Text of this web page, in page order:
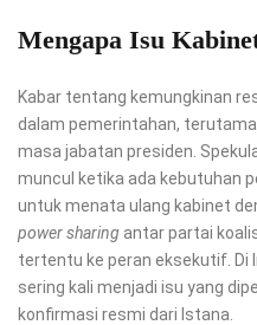
Mengapa Isu
Kabar tentang kemungkinan
dalam pemerintahan,
masa jabatan presiden.
muncul ketika ada kebutuhan
untuk menata ulang kabinet
power sharing antar partai
tertentu ke peran eksekutif. Di
sering kali menjadi isu yang
konfirmasi resmi dari Istana.